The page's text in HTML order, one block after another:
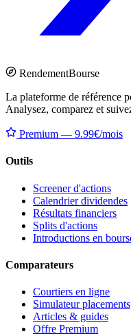
RendementBourse
La plateforme de référence
Analysez, comparez et
Premium — 9.99€/mois
Outils
Screener d'actions
Calendrier dividendes
Résultats financiers
Splits d'actions
Introductions en
Comparateurs
Courtiers en ligne
Simulateur placements
Articles & guides
Offre Premium